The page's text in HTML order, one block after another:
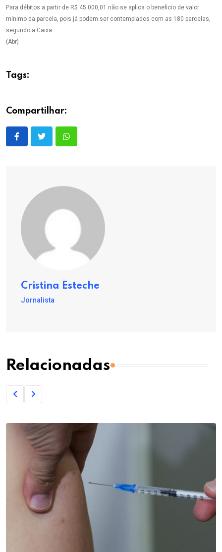
Para débitos a partir de R$ 45.000,01 não se aplica o beneficio de valor
mínimo da parcela, pois já podem ser contemplados com as 180 parcelas,
segundo a Caixa.
(Abr)
Tags:
Compartilhar:
Cristina Esteche
Jornalista
Relacionadas